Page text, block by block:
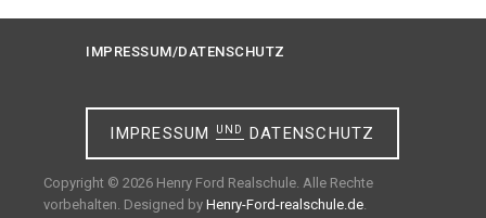
IMPRESSUM/DATENSCHUTZ
IMPRESSUM UND DATENSCHUTZ
Copyright © 2026 Henry Ford Realschule. Alle Rechte
vorbehalten. Designed by Henry-Ford-realschule.de.